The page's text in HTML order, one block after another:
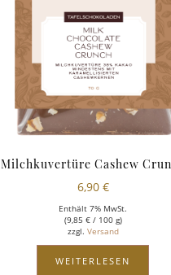
Milchkuvertüre Cashew
6,90 €
Enthält 7% MwSt.
(9,85 €/ 100 g)
zzgl. Versand
WEITERLESEN